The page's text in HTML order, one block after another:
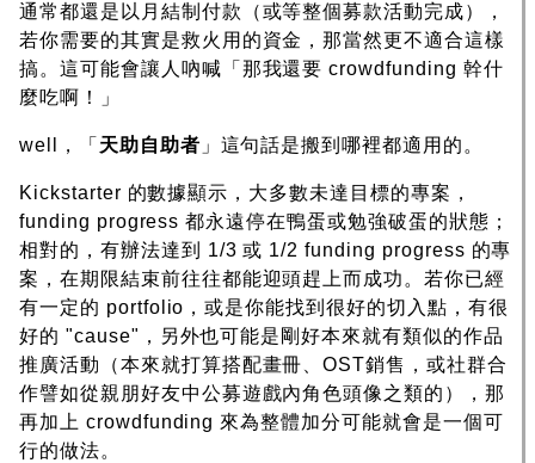
通常都還是以月結制付款（或等整個募款活動完成），
若你需要的其實是救火用的資金，那當然更不適合這樣
搞。這可能會讓人吶喊「那我還要 crowdfunding 幹什
麼吃啊！」
well，「 天助自助者 」這句話是搬到哪裡都適用的。
Kickstarter 的數據顯示，大多數未達目標的專案，
funding progress 都永遠停在鴨蛋或勉強破蛋的狀態；
相對的，有辦法達到 1/3 或 1/2 funding progress 的專
案，在期限結束前往往都能迎頭趕上而成功。若你已經
有一定的 portfolio，或是你能找到很好的切入點，有很
好的 "cause"，另外也可能是剛好本來就有類似的作品
推廣活動（本來就打算搭配畫冊、OST銷售，或社群合
作譬如從親朋好友中公募遊戲內角色頭像之類的），那
再加上 crowdfunding 來為整體加分可能就會是一個可
行的做法。